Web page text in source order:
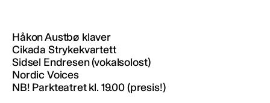
Håkon Austbø klaver
Cikada Strykekvartett
Sidsel Endresen (vokalsolost)
Nordic Voices
NB! Parkteatret kl. 19.00 (presis!)